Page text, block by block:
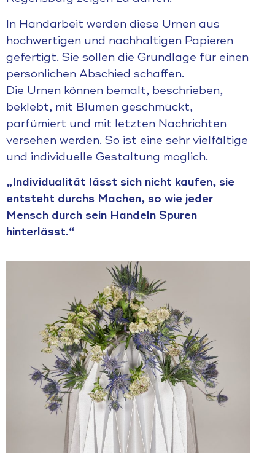
In Handarbeit werden diese Urnen aus
hochwertigen und nachhaltigen Papieren
gefertigt. Sie sollen die Grundlage für einen
persönlichen Abschied schaffen.
Die Urnen können bemalt, beschrieben,
beklebt, mit Blumen geschmückt,
parfümiert und mit letzten Nachrichten
versehen werden. So ist eine sehr vielfältige
und individuelle Gestaltung möglich.
„Individualität lässt sich nicht kaufen, sie
entsteht durchs Machen, so wie jeder
Mensch durch sein Handeln Spuren
hinterlässt.“